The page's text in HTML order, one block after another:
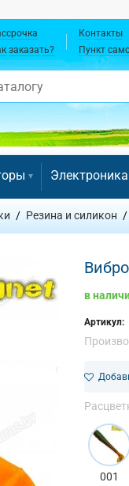
заказать?
Контакты
Пункт
Электроника
Резина и силикон
в
Артикул:
001